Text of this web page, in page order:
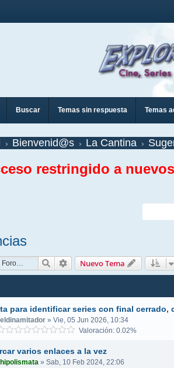
Buscar Temas sin respuesta Temas
Bienvenid@s La Cantina
restringido a
BuscarBúsqueda avanzada
Nuevo Tema
para identificar series con final cerrado,
eldinamitador» Vie, 05 Jun 2026, 10:34
Valoración: 0.02%
varios enlaces a la vez
hipolismata» Sab, 10 Feb 2024, 22:06